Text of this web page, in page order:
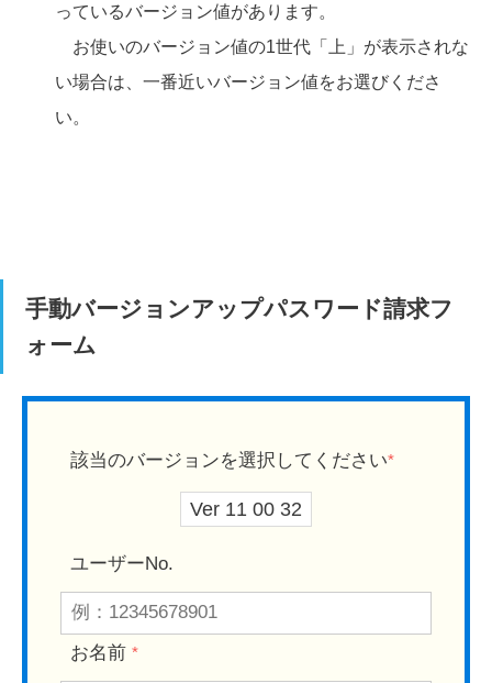
っているバージョン値があります。
お使いのバージョン値の1世代「上」が表示されな
い場合は、一番近いバージョン値をお選びくださ
い。
手動バージョンアップパスワード請求フ
ォーム
該当のバージョンを選択してください*
ユーザーNo.
お名前 *